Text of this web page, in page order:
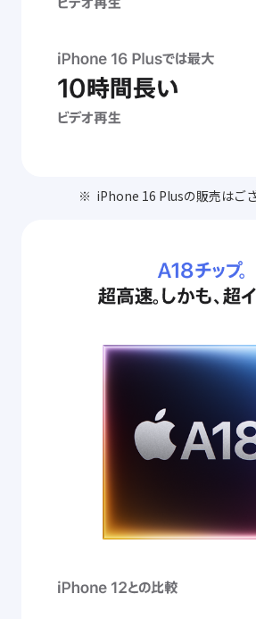
iPhone 16 Plusの販売はご